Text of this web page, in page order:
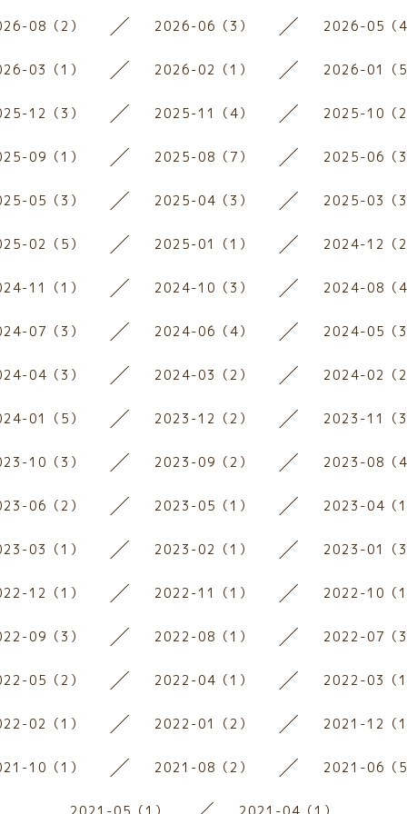
08（2） 2026-06（3） 2026-05（4
03（1） 2026-02（1） 2026-01（5
12（3） 2025-11（4） 2025-10（2
09（1） 2025-08（7） 2025-06（3
05（3） 2025-04（3） 2025-03（3
02（5） 2025-01（1） 2024-12（2
11（1） 2024-10（3） 2024-08（4
07（3） 2024-06（4） 2024-05（3
04（3） 2024-03（2） 2024-02（2
01（5） 2023-12（2） 2023-11（3
10（3） 2023-09（2） 2023-08（4
06（2） 2023-05（1） 2023-04（1
03（1） 2023-02（1） 2023-01（3
12（1） 2022-11（1） 2022-10（1
09（3） 2022-08（1） 2022-07（3
05（2） 2022-04（1） 2022-03（1
02（1） 2022-01（2） 2021-12（1
10（1） 2021-08（2） 2021-06（5